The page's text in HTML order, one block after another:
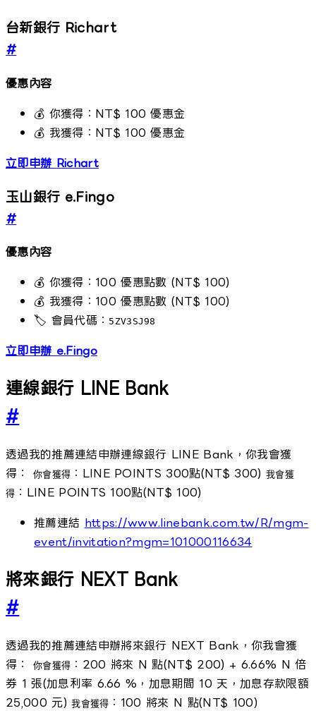
台新銀行 Richart
#
優惠內容
💰 你獲得：NT$ 100 優惠金
💰 我獲得：NT$ 100 優惠金
立即申辦 Richart
玉山銀行 e.Fingo
#
優惠內容
💰 你獲得：100 優惠點數 (NT$ 100)
💰 我獲得：100 優惠點數 (NT$ 100)
🏷️ 會員代碼： 5ZV3SJ98
立即申辦 e.Fingo
連線銀行 LINE Bank
#
透過我的推薦連結申辦連線銀行 LINE Bank，你我會獲
得：
你會獲得 ：LINE POINTS 300點(NT$ 300) 我會獲
得 ：LINE POINTS 100點(NT$ 100)
推薦連結https://www.linebank.com.tw/R/mgm-
event/invitation?mgm=101000116634
將來銀行 NEXT Bank
#
透過我的推薦連結申辦將來銀行 NEXT Bank，你我會獲
得：
你會獲得 ：200 將來 N 點(NT$ 200) + 6.66% N 倍
券 1 張(加息利率 6.66 %，加息期間 10 天，加息存款限額
25,000 元)我會獲得 ：100 將來 N 點(NT$ 100)